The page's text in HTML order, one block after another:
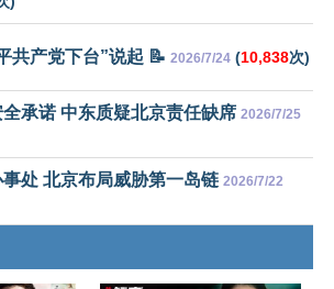
共产党下台”说起 📝 2026/7/24 (10,838次)
承诺 中东质疑北京责任缺席 2026/7/25
处 北京布局威胁第一岛链 2026/7/22